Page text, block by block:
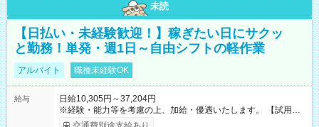
未読
【日払い・未経験歓迎！】稼ぎたい日にサクッ
と勤務！単発・週1日～自由シフトの軽作業
アルバイト 職種未経験OK
給与
日給10,305円～37,204円
※経験・能力等を考慮の上、加給・優遇いたします。 【試用期
間】試用期間なし